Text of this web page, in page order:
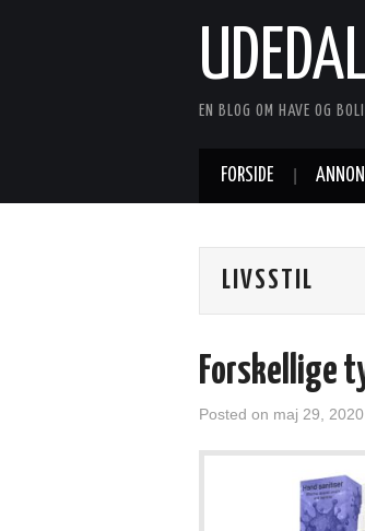
EN BLOG OM HAVE OG
FORSIDE
LIVSSTIL
Forskellige
Posted on maj 29, 2020